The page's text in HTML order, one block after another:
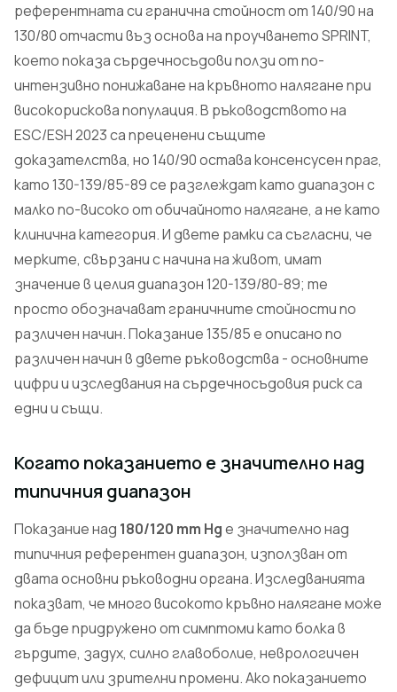
референтната си гранична стойност от 140/90 на
130/80 отчасти въз основа на проучването SPRINT,
което показа сърдечносъдови ползи от по-
интензивно понижаване на кръвното налягане при
високорискова популация. В ръководството на
ESC/ESH 2023 са преценени същите
доказателства, но 140/90 остава консенсусен праг,
като 130-139/85-89 се разглеждат като диапазон с
малко по-високо от обичайното налягане, а не като
клинична категория. И двете рамки са съгласни, че
мерките, свързани с начина на живот, имат
значение в целия диапазон 120-139/80-89; те
просто обозначават граничните стойности по
различен начин. Показание 135/85 е описано по
различен начин в двете ръководства - основните
цифри и изследвания на сърдечносъдовия риск са
едни и същи.
Когато показанието е значително над
типичния диапазон
Показание над 180/120 mm Hgе значително над
типичния референтен диапазон, използван от
двата основни ръководни органа. Изследванията
показват, че много високото кръвно налягане може
да бъде придружено от симптоми като болка в
гърдите, задух, силно главоболие, неврологичен
дефицит или зрителни промени. Ако показанието